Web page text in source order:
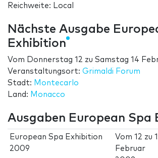
Reichweite: Local
Nächste Ausgabe
Exhibition
Vom Donnerstag 12 zu Samstag 14
Veranstaltungsort: Grimaldi Forum
Stadt: Montecarlo
Land: Monacco
Ausgaben European Spa
European Spa Exhibition
2009
Vom12 zu
Februar